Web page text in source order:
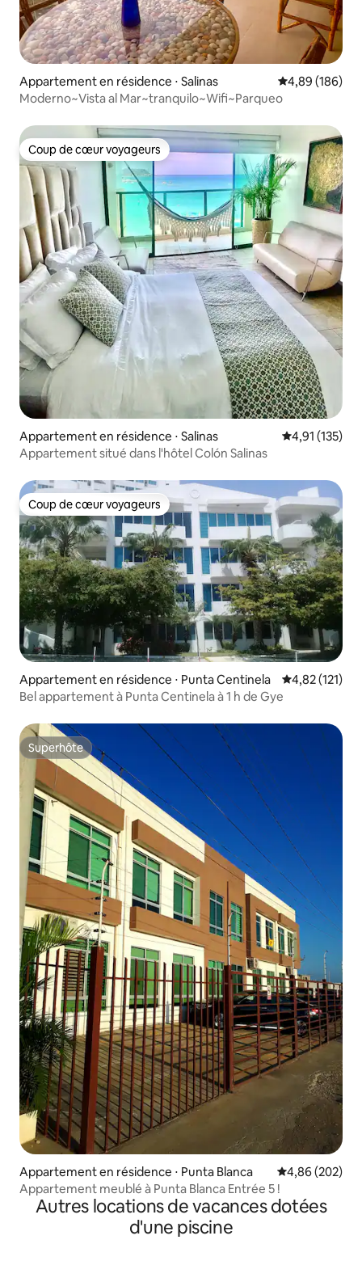
Appartement en résidence ⋅ Salinas Évaluation
4,89 (186)
Moderno~Vista al Mar~tranquilo~Wifi~Parqueo
Coup de cœur voyageurs
Coup de cœur voyageurs
Appartement en résidence ⋅ Salinas Évaluation
4,91 (135)
Appartement situé dans l'hôtel Colón Salinas
Coup de cœur voyageurs
Coup de cœur voyageurs
Appartement en résidence ⋅ Punta Centinela Évaluation
4,82 (121)
Bel appartement à Punta Centinela à 1 h de Gye
Superhôte
Superhôte
Appartement en résidence ⋅ Punta Blanca Évaluation
4,86 (202)
Appartement meublé à Punta Blanca Entrée 5 !
Autres locations de vacances dotées
d'une piscine